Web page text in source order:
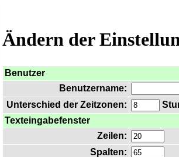
Ändern der
Benutzer
Benutzername:
Unterschied der Zeitzonen:
Texteingabefenster
Zeilen:
Spalten: